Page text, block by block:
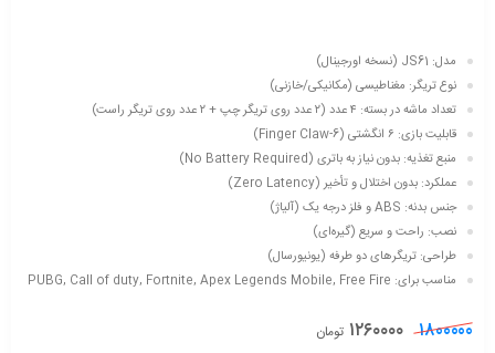
مدل: JS61 (نسخه اورجینال)
نوع تریگر: مغناطیسی (مکانیکی/خازنی)
تعداد ماشه در بسته: ۴ عدد (۲ عدد روی تریگر چپ + ۲ عدد روی تریگر راست)
قابلیت بازی: ۶ انگشتی (6-Finger Claw)
منبع تغذیه: بدون نیاز به باتری (No Battery Required)
عملکرد: بدون اختلال و تأخیر (Zero Latency)
جنس بدنه: ABS و فلز درجه یک (آلیاژ)
نصب: راحت و سریع (گیره‌ای)
طراحی: تریگرهای دو طرفه (یونیورسال)
مناسب برای: PUBG, Call of duty, Fortnite, Apex Legends Mobile, Free Fire
۱۸۰۰۰۰۰ ۱۲۶۰۰۰۰ تومان